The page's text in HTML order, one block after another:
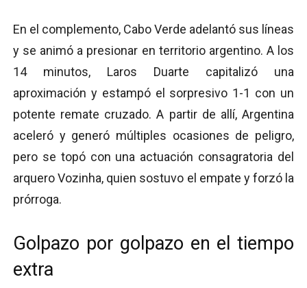
En el complemento, Cabo Verde adelantó sus líneas
y se animó a presionar en territorio argentino. A los
14 minutos, Laros Duarte capitalizó una
aproximación y estampó el sorpresivo 1-1 con un
potente remate cruzado. A partir de allí, Argentina
aceleró y generó múltiples ocasiones de peligro,
pero se topó con una actuación consagratoria del
arquero Vozinha, quien sostuvo el empate y forzó la
prórroga.
Golpazo por golpazo en el tiempo
extra